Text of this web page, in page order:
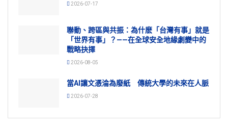
2026-07-17
聯動、跨區與共振：為什麽「台灣有事」就是
「世界有事」？——在全球安全地緣劇變中的
戰略抉擇
2026-08-05
當AI讓文憑淪為廢紙 傳統大學的未來在人脈
2026-07-28